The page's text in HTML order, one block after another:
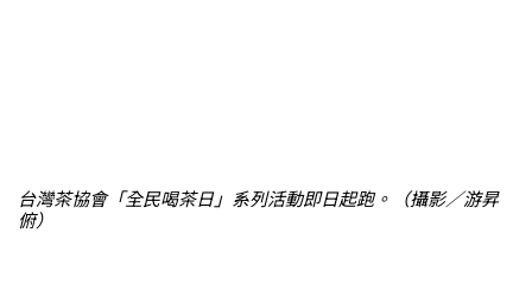
台灣茶協會「全民喝茶日」系列活動即日起跑。（攝影／游昇
俯）